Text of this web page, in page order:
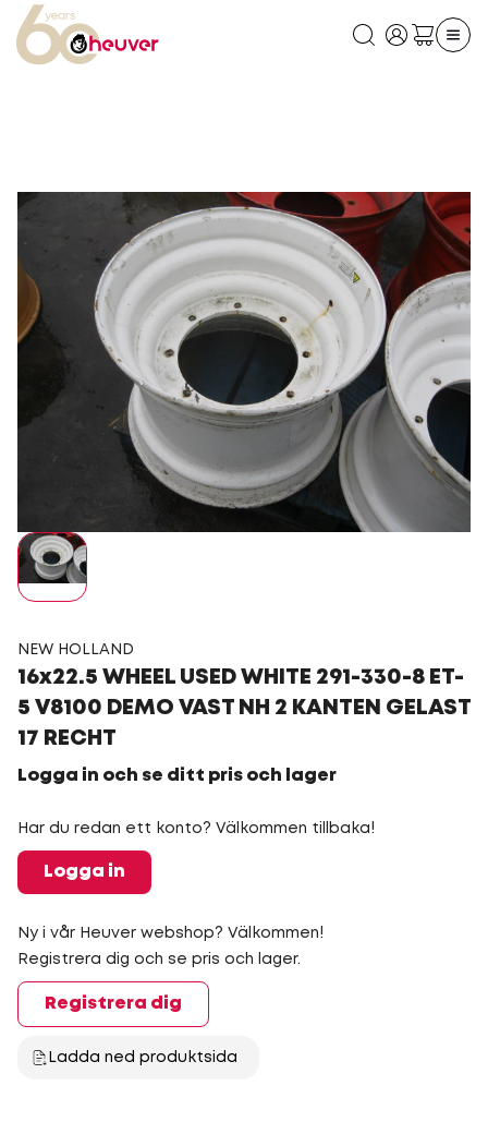
NEW HOLLAND
16x22.5 WHEEL USED WHITE 291-330-8 ET-
5 V8100 DEMO VAST NH 2 KANTEN GELAST
17 RECHT
Logga in och se ditt pris och lager
Har du redan ett konto? Välkommen tillbaka!
Logga in
Ny i vår Heuver webshop? Välkommen!
Registrera dig och se pris och lager.
Registrera dig
Ladda ned produktsida